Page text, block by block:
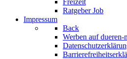
Freizeit
Ratgeber Job
Impressum
Back
Werben auf dueren-